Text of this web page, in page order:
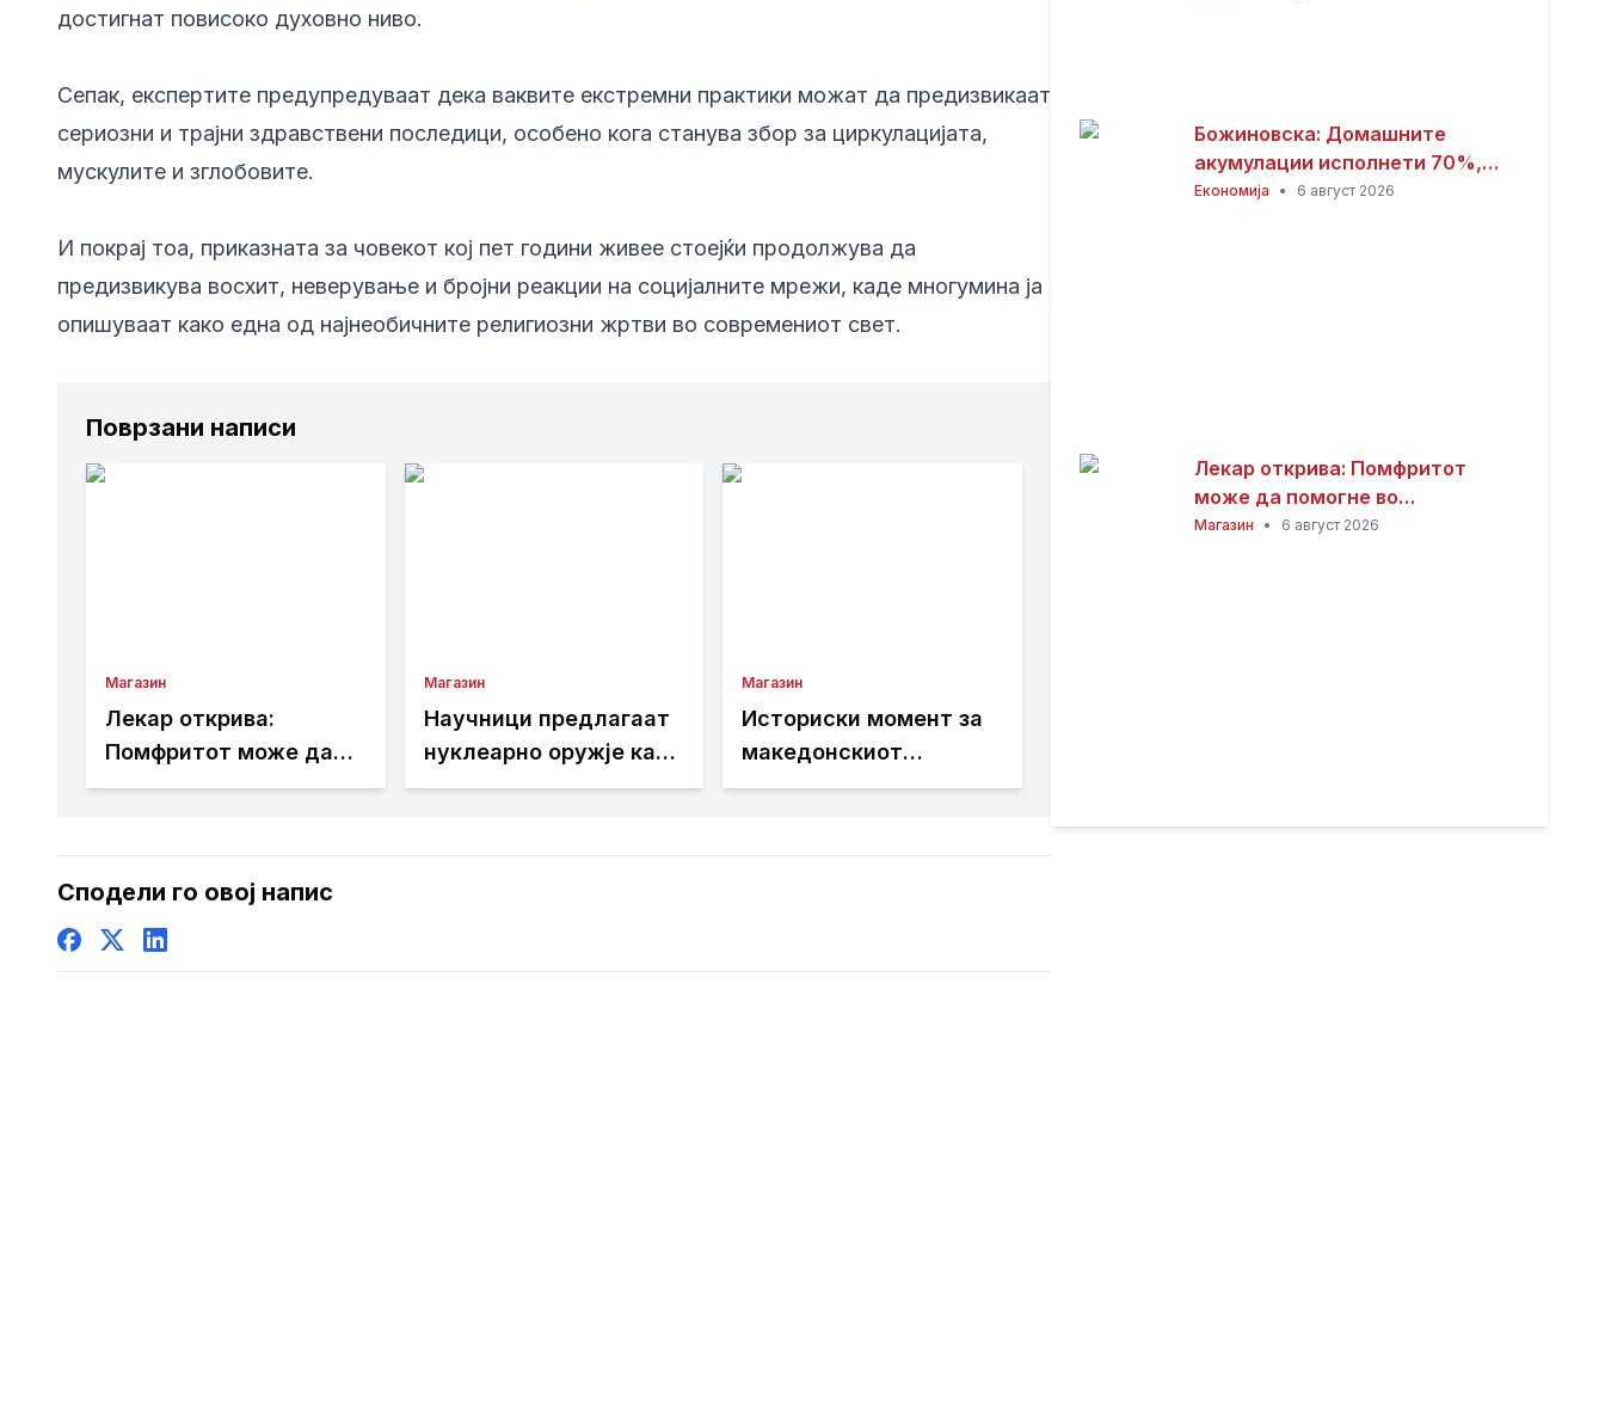
достигнат повисоко духовно ниво.
Сепак, експертите предупредуваат дека ваквите екстремни практики можат да предизвикаат
сериозни и трајни здравствени последици, особено кога станува збор за циркулацијата,
мускулите и зглобовите.
И покрај тоа, приказната за човекот кој пет години живее стоејќи продолжува да
предизвикува восхит, неверување и бројни реакции на социјалните мрежи, каде многумина ја
опишуваат како една од најнеобичните религиозни жртви во современиот свет.
Поврзани написи
Магазин
Лекар открива:
Помфритот може да
помогне во
но причината ќе ве
изненади
Магазин
Научници предлагаат
нуклеарно оружје како
последна одбрана од
можел да ја загрози
Магазин
Историски момент за
македонскиот
автомобилизам: Иџе е
што ќе вози прототип
Сподели го овој напис
Божиновска: Домашните
акумулации исполнети 70%,
обезбедена стабилност на
Економија • 6 август 2026
Лекар открива: Помфритот
може да помогне во
топлотните бранови, но
Магазин • 6 август 2026